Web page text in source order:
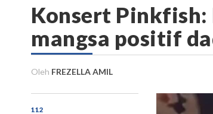
Konsert Pinkfish:
mangsa positif
Oleh FREZELLA AMIL
112